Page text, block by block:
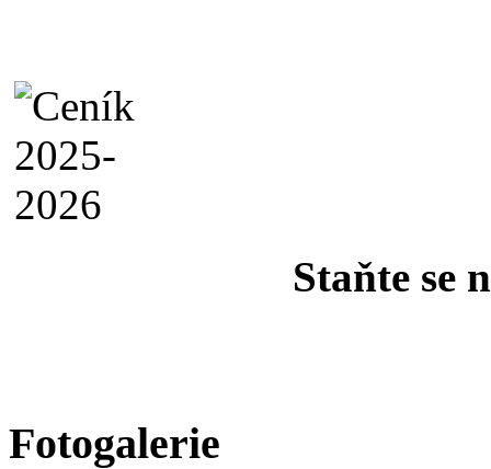
Staňte se
Fotogalerie